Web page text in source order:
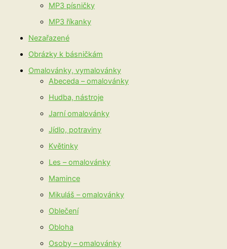
MP3 písničky
MP3 říkanky
Nezařazené
Obrázky k básničkám
Omalovánky, vymalovánky
Abeceda – omalovánky
Hudba, nástroje
Jarní omalovánky
Jídlo, potraviny
Květinky
Les – omalovánky
Mamince
Mikuláš – omalovánky
Oblečení
Obloha
Osoby – omalovánky